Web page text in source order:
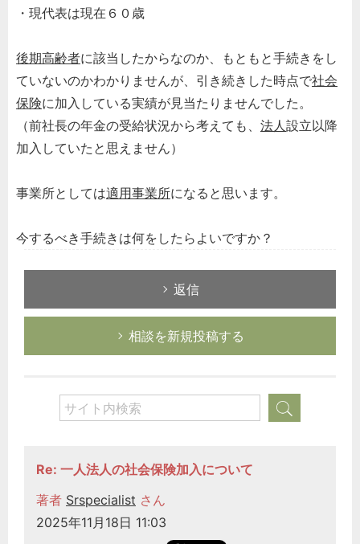
・現代表は現在６０歳
後期高齢者に該当したからなのか、もともと手続きをし
ていないのかわかりませんが、引き続きした時点で社会
保険に加入している実績が見当たりませんでした。
（前社長の年金の受給状況から考えても、 法人設立以降
加入していたと思えません）
事業所としては適用事業所になると思います。
今するべき手続きは何をしたらよいですか？
返信
相談を新規投稿する
Re: 一人法人の社会保険加入について
著者 Srspecialist さん
2025年11月18日 11:03